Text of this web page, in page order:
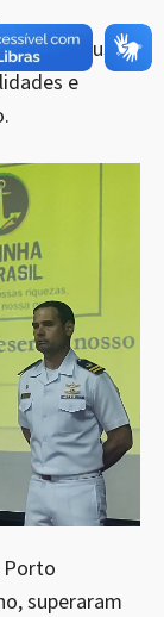
em buscar
e
Porto
superaram